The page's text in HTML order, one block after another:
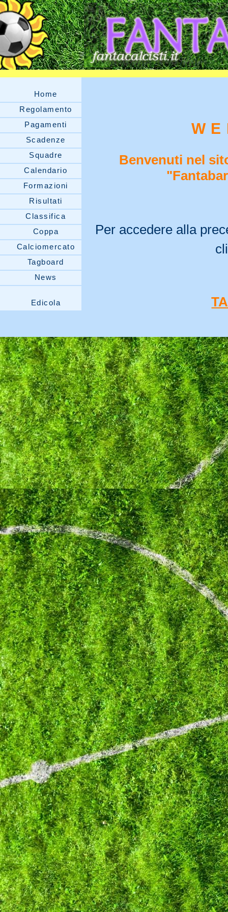
Home
Regolamento
Pagamenti
Scadenze
Squadre
Calendario
Formazioni
Risultati
Classifica
Coppa
Calciomercato
Tagboard
News
Edicola
Benvenuti nel
Per accedere alla